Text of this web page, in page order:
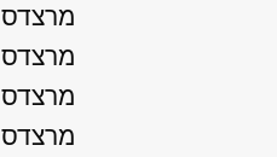
מרצדס B קלאס 1.6 B180 Standard שנות ייצור: 2012, 2013, 2014
מרצדס B קלאס 1.6 B180 Style שנות ייצור: 2015, 2016, 2017
מרצדס B קלאס 1.6 B180 Urban שנות ייצור: 2015, 2016, 2017, 2018
מרצדס B קלאס 1.6 B200 Premium שנות ייצור: 2012, 2013, 2014